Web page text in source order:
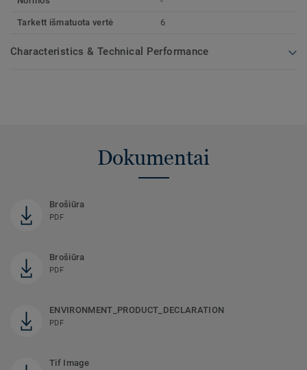
Tarkett išmatuota vertė 6
Characteristics & Technical Performance
Dokumentai
Brošiūra
PDF
Brošiūra
PDF
ENVIRONMENT_PRODUCT_DECLARATION
PDF
Tif Image